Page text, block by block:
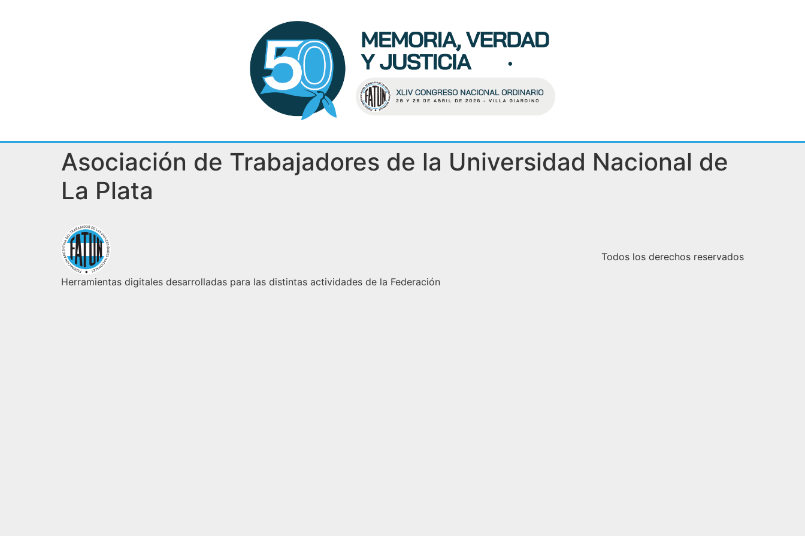
Asociación de Trabajadores de la Universidad Nacional de
La Plata
Herramientas digitales desarrolladas para las distintas actividades de la Federación
Todos los derechos reservados